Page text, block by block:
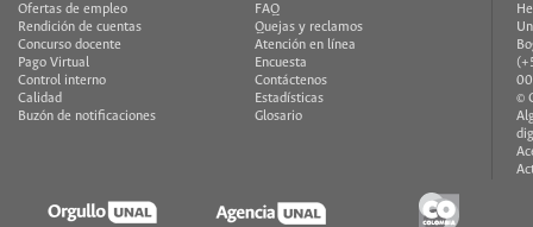
Ofertas de empleo
Rendición de cuentas
Concurso docente
Pago Virtual
Control interno
Calidad
Buzón de notificaciones
FAQ
Quejas y reclamos
Atención en línea
Encuesta
Contáctenos
Estadísticas
Glosario
©